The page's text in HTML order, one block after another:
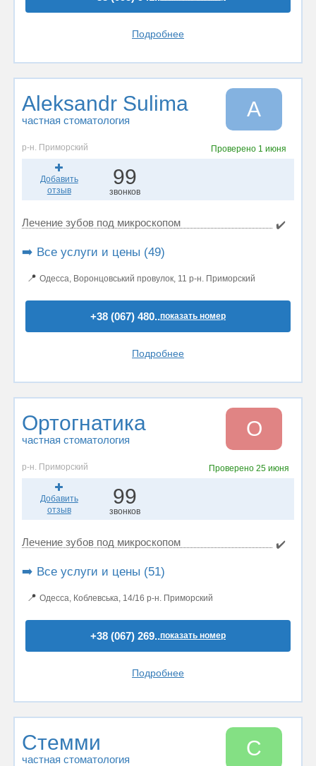
Подробнее
Aleksandr Sulima
частная стоматология A
р-н. Приморский Проверено 1 июня
Добавить
отзыв
99
звонков
Лечение зубов под микроскопом ✔️
➡️ Все услуги и цены (49)
📍 Одесса, Воронцовський провулок, 11 р-н. Приморский
+38 (067) 480..показать номер
Подробнее
Ортогнатика
частная стоматология О
р-н. Приморский Проверено 25 июня
Добавить
отзыв
99
звонков
Лечение зубов под микроскопом ✔️
➡️ Все услуги и цены (51)
📍 Одесса, Коблевська, 14/16 р-н. Приморский
+38 (067) 269..показать номер
Подробнее
Стемми
частная стоматология С